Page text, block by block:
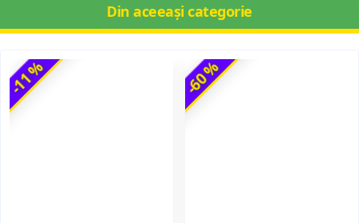
Din aceeași categorie
-11 % -60 %